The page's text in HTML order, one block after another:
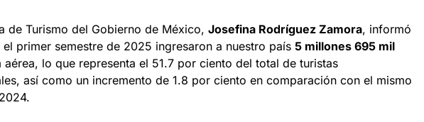
de Turismo del Gobierno de México, Josefina Rodríguez Zamora, informó
el primer semestre de 2025 ingresaron a nuestro país 5 millones 695 mil
aérea, lo que representa el 51.7 por ciento del total de turistas
así como un incremento de 1.8 por ciento en comparación con el mismo